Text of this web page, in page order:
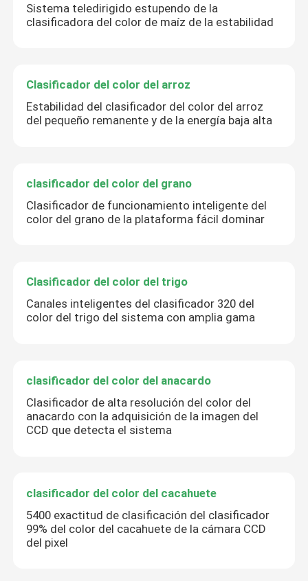
Deja un mensaje
¡Te llamaremos pronto!
PRESENTACIóN
Sistema teledirigido estupendo de la
clasificadora del color de maíz de la estabilidad
Clasificador del color del arroz
Estabilidad del clasificador del color del arroz
del pequeño remanente y de la energía baja alta
clasificador del color del grano
Clasificador de funcionamiento inteligente del
color del grano de la plataforma fácil dominar
Clasificador del color del trigo
Canales inteligentes del clasificador 320 del
color del trigo del sistema con amplia gama
clasificador del color del anacardo
Clasificador de alta resolución del color del
anacardo con la adquisición de la imagen del
CCD que detecta el sistema
clasificador del color del cacahuete
5400 exactitud de clasificación del clasificador
99% del color del cacahuete de la cámara CCD
del pixel